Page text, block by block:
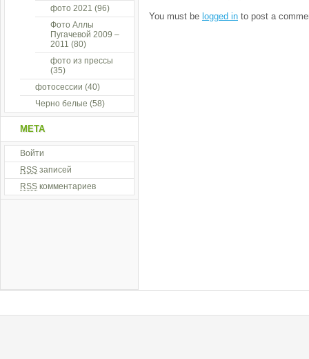
You must be logged in to post a
фото 2021 (96)
Фото Аллы
Пугачевой 2009 –
2011 (80)
фото из прессы
(35)
фотосессии (40)
Черно белые (58)
МЕТА
Войти
RSS записей
RSS комментариев